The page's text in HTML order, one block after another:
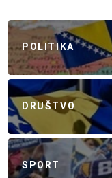
POLITIKA
DRUŠTVO
SPORT